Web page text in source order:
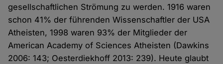
gesellschaftlichen Strömung zu werden. 1916 waren
schon 41% der führenden Wissenschaftler der USA
Atheisten, 1998 waren 93% der Mitglieder der
American Academy of Sciences Atheisten (Dawkins
2006: 143; Oesterdiekhoff 2013: 239). Heute glaubt